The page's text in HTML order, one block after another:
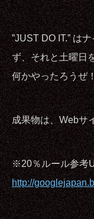
”JUST DO IT.” は
ず、それと土曜日
何かやったろうぜ
成果物は、Webサ
※20％ルール参考
http://